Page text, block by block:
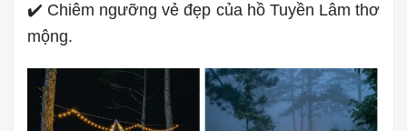
✔️ Chiêm ngưỡng vẻ đẹp của hồ Tuyền Lâm thơ
mộng.